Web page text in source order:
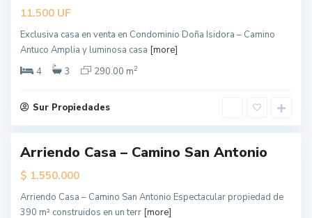
11.500 UF
Exclusiva casa en venta en Condominio Doña Isidora – Camino
Antuco Amplia y luminosa casa [more]
4
3 290.00 m2
Sur Propiedades
L
o
Á
n
l
e
s
Arriendo Casa – Camino San Antonio
$ 1.550.000
Arriendo Casa – Camino San Antonio Espectacular propiedad de
390 m² construidos en un terr [more]
L
o